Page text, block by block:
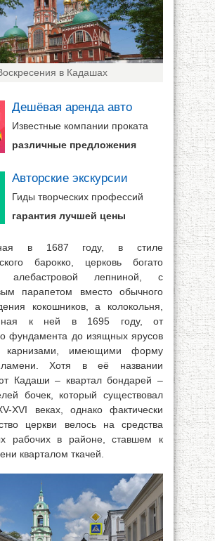
в Кадашах
Дешёвая аренда авто
Известные компании проката
различные предложения
Авторские экскурсии
Гиды творческих профессий
гарантия лучшей цены
в 1687 году, в стиле
барокко, церковь богато
алебастровой лепниной, с
парапетом вместо обычного
кокошников, а колокольня,
к ней в 1695 году, от
фундамента до изящных ярусов
карнизами, имеющими форму
Хотя в её названии
Кадаши – квартал бондарей –
бочек, который существовал
XVI веках, однако фактически
церкви велось на средства
рабочих в районе, ставшем к
кварталом ткачей.